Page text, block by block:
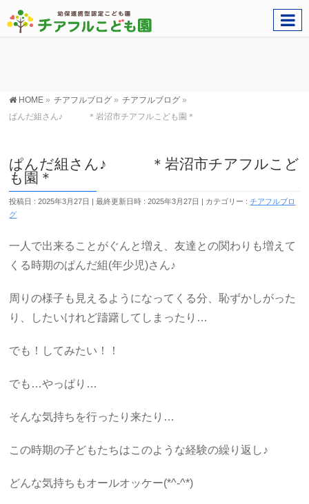
HOME » チアフルブログ » チアフルブログ »
ぱんだ組さん♪ ＊岩沼市チアフルこども園＊
ぱんだ組さん♪ ＊岩沼市チアフルこど
も園＊
投稿日 : 2025年3月27日 最終更新日時 : 2025年3月27日 カテゴリー :チアフルブロ
グ
一人で出来ることがぐんと増え、友達との関わりも増えて
くる時期のぱんだ組(年少児)さん♪
周りの様子も見えるようになってくる分、恥ずかしがった
り、したいけれど躊躇してしまったり…
でも！してみたい！！
でも…やっぱり…
そんな気持ちを行ったり来たり…
この時期の子どもたちはこのような経験の繰り返し♪
どんな気持ちもオールオッケー(*^-^*)